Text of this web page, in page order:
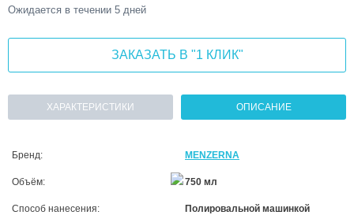
Ожидается в течении 5 дней
ЗАКАЗАТЬ В "1 КЛИК"
ХАРАКТЕРИСТИКИ ОПИСАНИЕ
Бренд: MENZERNA
Объём: 750 мл
Способ нанесения: Полировальной машинкой